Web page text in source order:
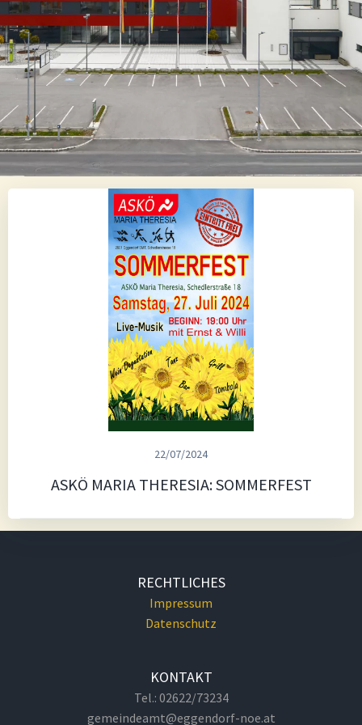
22/07/2024
ASKÖ MARIA THERESIA: SOMMERFEST
RECHTLICHES
Impressum
Datenschutz
KONTAKT
Tel.: 02622/73234
gemeindeamt@eggendorf-noe.at